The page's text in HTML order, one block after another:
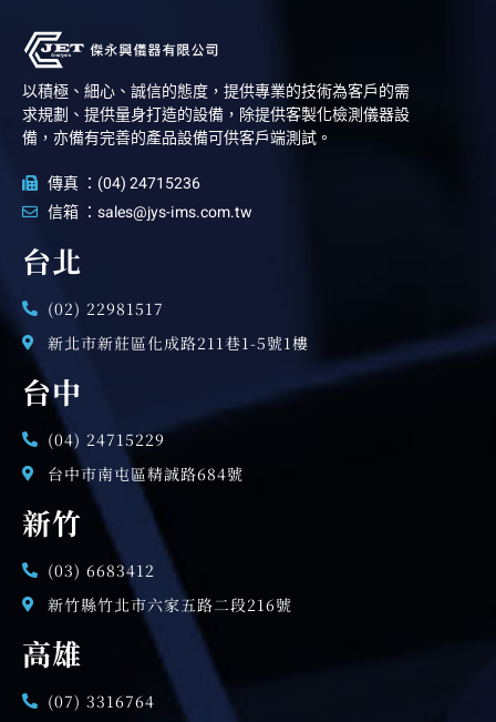
以積極、細心、誠信的態度，提供專業的技術為客戶的需
求規劃、提供量身打造的設備，除提供客製化檢測儀器設
備，亦備有完善的產品設備可供客戶端測試。
傳真 ：(04) 24715236
信箱 ：sales@jys-ims.com.tw
台北
(02) 22981517
新北市新莊區化成路211巷1-5號1樓
台中
(04) 24715229
台中市南屯區精誠路684號
新竹
(03) 6683412
新竹縣竹北市六家五路二段216號
高雄
(07) 3316764